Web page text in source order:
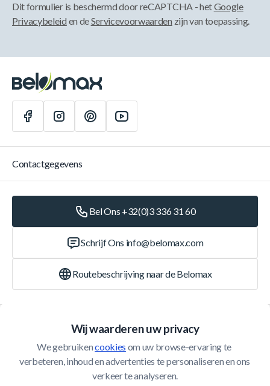
Wij waarderen uw privacy
We gebruiken cookies om uw browse-ervaring te
verbeteren, inhoud en advertenties te personaliseren en ons
verkeer te analyseren.
Dit formulier is beschermd door reCAPTCHA - hetGoogle
Privacybeleid en deServicevoorwaarden zijn van toepassing.
Klantenservice
Contactgegevens
Bel Ons +32(0)3 336 31 60
Schrijf Ons info@belomax.com
Routebeschrijving naar de Belomax